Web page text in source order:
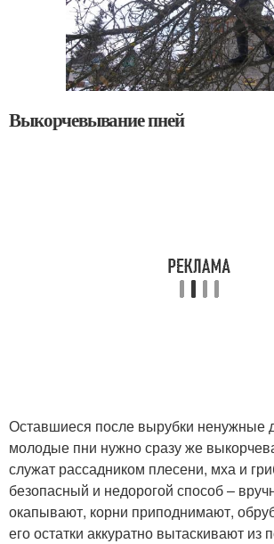
Выкорчевывание пней
Оставшиеся после вырубки ненужные
молодые пни нужно сразу же
служат рассадником плесени, мха и
безопасный и недорогой способ –
окапывают, корни приподнимают,
его остатки аккуратно вытаскивают из